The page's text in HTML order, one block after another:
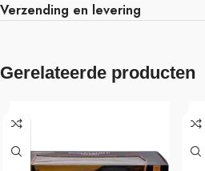
Verzending en levering
Gerelateerde producten